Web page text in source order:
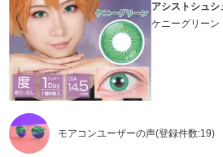
アシストシュ
ケニーグリーン
モアコンユーザーの声(登録件数:19)